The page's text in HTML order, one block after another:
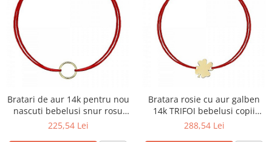
Bratari de aur 14k pentru nou
nascuti bebelusi snur rosu
Cerc 9mm
225,54 Lei
Bratara rosie cu aur galben
14k TRIFOI bebelusi copii
Botez 8mmm
288,54 Lei